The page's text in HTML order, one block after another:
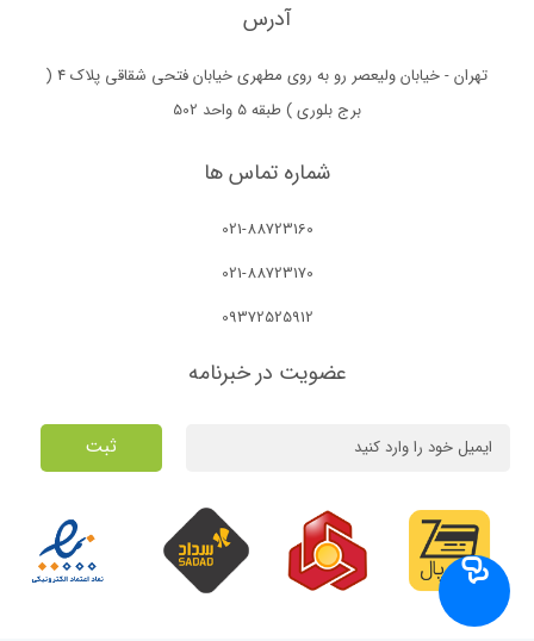
آدرس
تهران - خیابان ولیعصر رو به روی مطهری خیابان فتحی شقاقی پلاک 4 (
برج بلوری ) طبقه 5 واحد 502
شماره تماس ها
021-88723160
021-88723170
09372525912
عضویت در خبرنامه
ثبت